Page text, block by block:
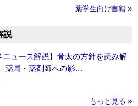
薬学生向け書籍 »
説
ニュース解説】骨太の方針を読み解
薬局・薬剤師への影…
もっと見る »